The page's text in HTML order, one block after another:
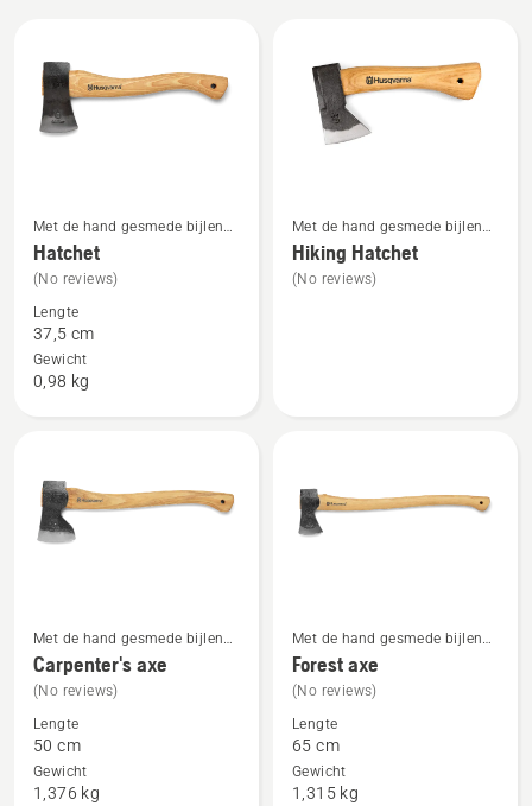
producten
Bekijk
meer
details
over
Hatchet
Met de hand gesmede bijlen
met houten handgreep
Hatchet
(No reviews)
Lengte
37,5 cm
Gewicht
0,98 kg
Bekijk
meer
details
Met de hand gesmede bijlen
met houten handgreep
Hiking Hatchet
(No reviews)
Bekijk
meer
details
over
Carpenter's
axe
Met de hand gesmede bijlen
met houten handgreep
Carpenter's axe
(No reviews)
Lengte
50 cm
Gewicht
1,376 kg
Bekijk
meer
details
over
Forest
axe
Met de hand gesmede bijlen
met houten handgreep
Forest axe
(No reviews)
Lengte
65 cm
Gewicht
1,315 kg